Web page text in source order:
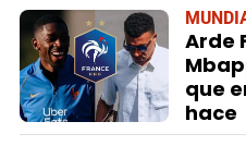
Arde
que
hace